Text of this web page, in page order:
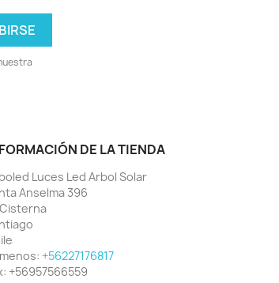
DE LA TIENDA
Luces Led Arbol Solar
Anselma 396
+56227176817
+56957566559